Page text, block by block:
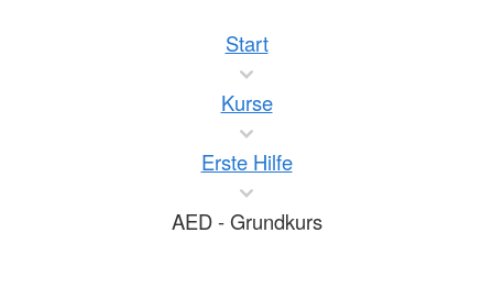
Start
Kurse
Erste Hilfe
AED - Grundkurs